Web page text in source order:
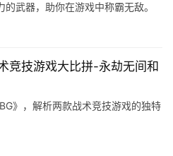
武器，助你在游戏中称霸无敌。
竞技游戏大比拼-永劫无间和
》，解析两款战术竞技游戏的独特